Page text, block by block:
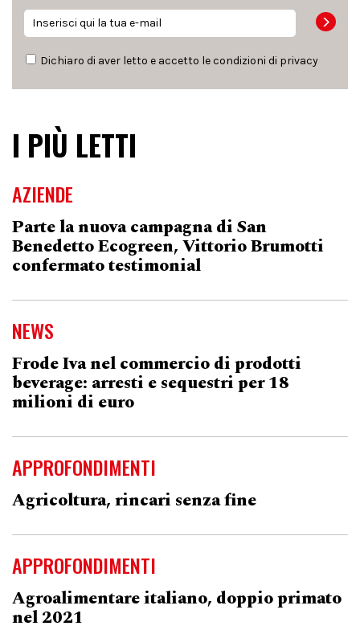
Dichiaro di aver letto e accetto le condizioni di privacy
I PIÙ LETTI
AZIENDE
Parte la nuova campagna di San
Benedetto Ecogreen, Vittorio Brumotti
confermato testimonial
NEWS
Frode Iva nel commercio di prodotti
beverage: arresti e sequestri per 18
milioni di euro
APPROFONDIMENTI
Agricoltura, rincari senza fine
APPROFONDIMENTI
Agroalimentare italiano, doppio primato
nel 2021